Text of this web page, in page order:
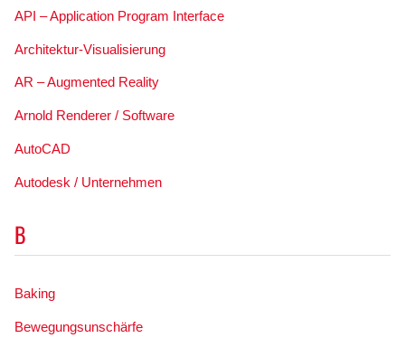
API – Application Program Interface
Architektur-Visualisierung
AR – Augmented Reality
Arnold Renderer / Software
AutoCAD
Autodesk / Unternehmen
B
Baking
Bewegungsunschärfe